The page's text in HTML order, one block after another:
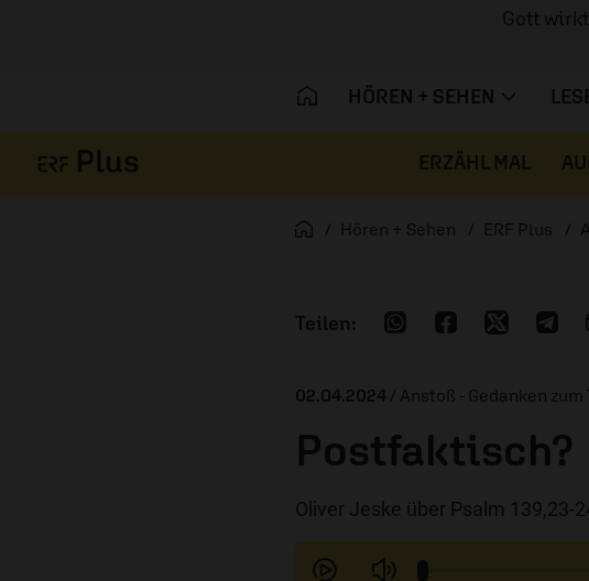
Gott
HÖREN + SEHEN
ERZÄHL MAL
Startseite
Hören + Sehen ERF Plus
02.04.2024 / Anstoß - Gedanken zum
Postfaktisch?
Oliver Jeske über Psalm 139,23-